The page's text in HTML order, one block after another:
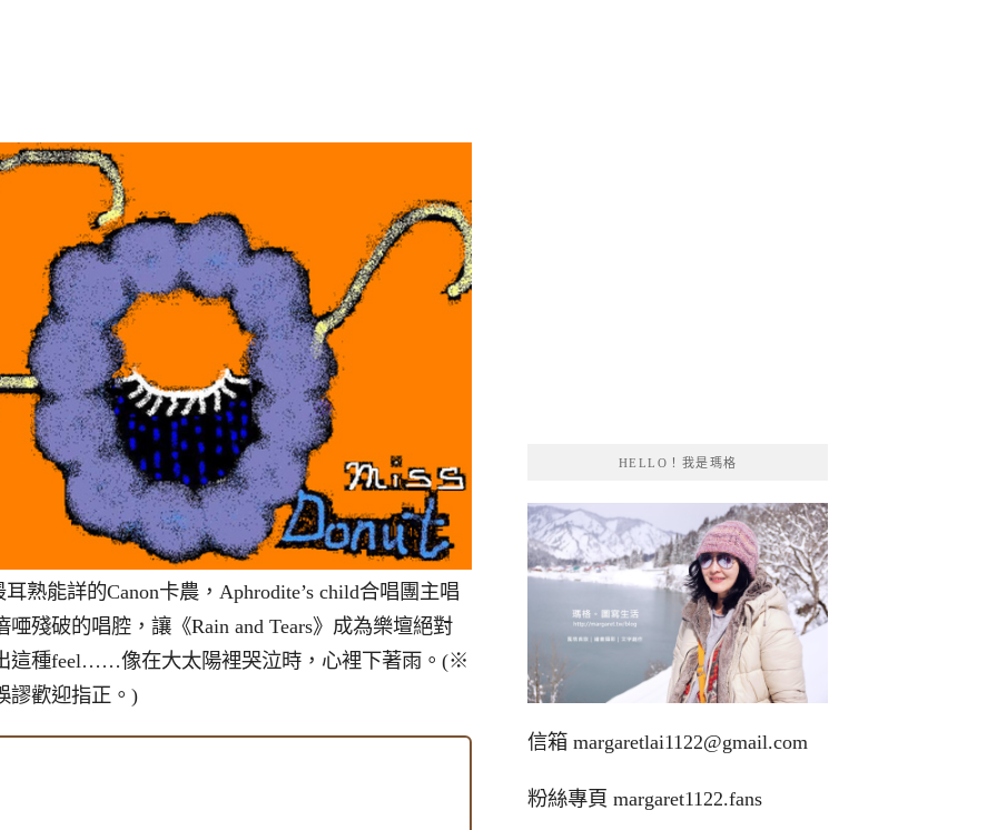
熟能詳的Canon卡農，Aphrodite’s child合唱團主唱
殘破的唱腔，讓《Rain and Tears》成為樂壇絕對
這種feel……像在大太陽裡哭泣時，心裡下著雨。(※
謬歡迎指正。)
HELLO！我是瑪格
信箱 margaretlai1122@gmail.com
粉絲專頁 margaret1122.fans